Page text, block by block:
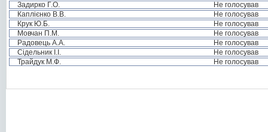
Задирко Г.О.
Не голосував
Каплієнко В.В.
Не голосував
Крук Ю.Б.
Не голосував
Мовчан П.М.
Не голосував
Радовець А.А.
Не голосував
Сідельник І.І.
Не голосував
Трайдук М.Ф.
Не голосував